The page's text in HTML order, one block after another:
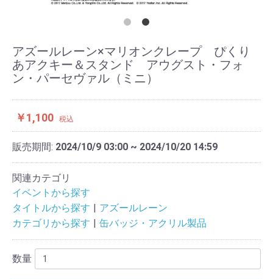
アズールレーン×マリオンクレープ ぴくり
あアクキー＆スタンド アウグスト・フォ
ン・パーセヴァル（ミニ）
￥1,100 税込
販売期間: 2024/10/9 03:00 ~ 2024/10/20 14:59
関連カテゴリ
イベントから探す
タイトルから探す
アズールレーン
カテゴリから探す
缶バッジ・アクリル製品
数量